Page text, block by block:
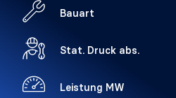
Bauart
Stat. Druck abs.
Leistung MW